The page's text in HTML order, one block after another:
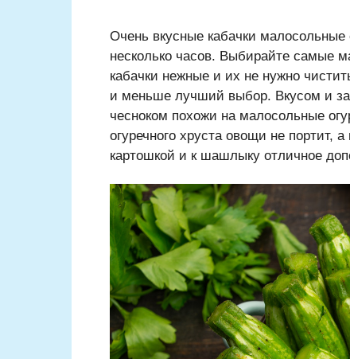
Очень вкусные кабачки
несколько часов. Выбирайте самые
кабачки нежные и их не нужно
и меньше лучший выбор. Вкусом и
чесноком похожи на малосольные
огуречного хруста овощи не портит,
картошкой и к шашлыку отличное